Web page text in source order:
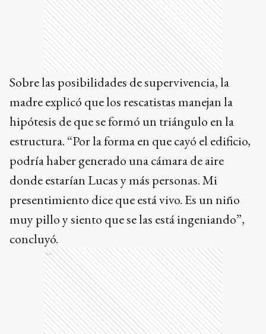
Sobre las posibilidades de supervivencia, la
madre explicó que los rescatistas manejan la
hipótesis de que se formó un triángulo en la
estructura. “Por la forma en que cayó el edificio,
podría haber generado una cámara de aire
donde estarían Lucas y más personas. Mi
presentimiento dice que está vivo. Es un niño
muy pillo y siento que se las está ingeniando”,
concluyó.
Ads